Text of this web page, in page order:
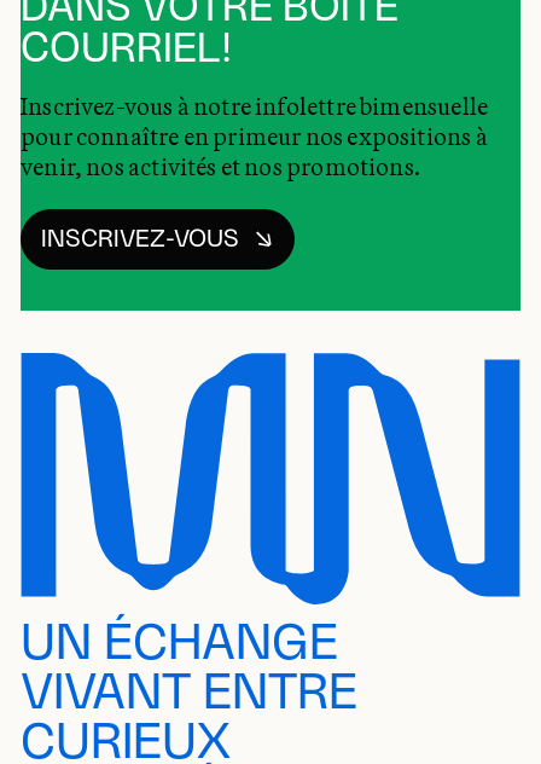
COURRIEL!
Inscrivez-vous à notre infolettre bimensuelle
pour connaître en primeur nos expositions à
venir, nos activités et nos promotions.
INSCRIVEZ-VOUS
UN ÉCHANGE
VIVANT ENTRE
CURIEUX